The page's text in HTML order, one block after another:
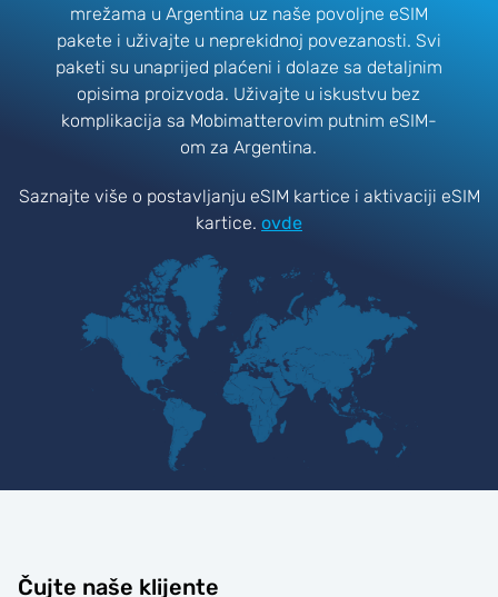
mrežama u Argentina uz naše povoljne eSIM
pakete i uživajte u neprekidnoj povezanosti. Svi
paketi su unaprijed plaćeni i dolaze sa detaljnim
opisima proizvoda. Uživajte u iskustvu bez
komplikacija sa Mobimatterovim putnim eSIM-
om za Argentina.
Saznajte više o postavljanju eSIM kartice i aktivaciji eSIM
kartice. ovde
Čujte naše klijente